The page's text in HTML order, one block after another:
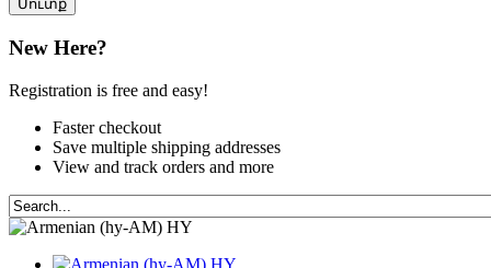
Մուտք
New Here?
Registration is free and easy!
Faster checkout
Save multiple shipping addresses
View and track orders and more
HY
HY